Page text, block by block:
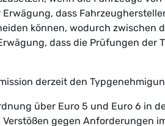
dass
können, wodurch zwischen
dass die Prüfungen der
derzeit den
über Euro 5 und Euro 6 in
gegen Anforderungen